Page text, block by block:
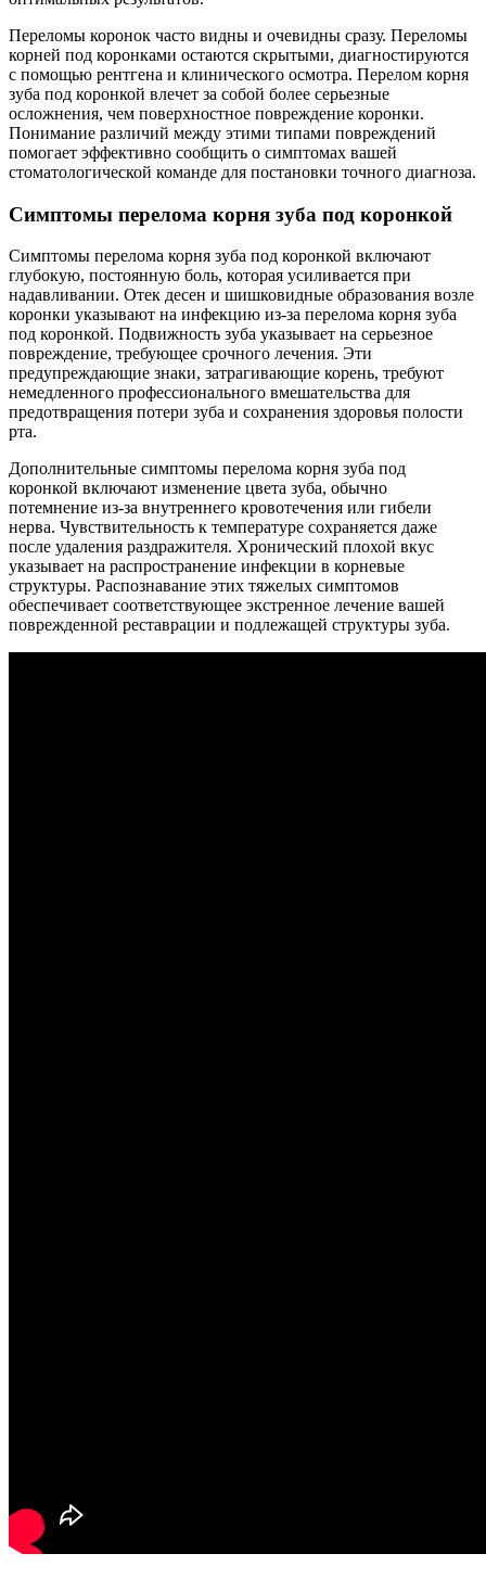
Переломы коронок часто видны и очевидны сразу. Переломы
корней под коронками остаются скрытыми, диагностируются
с помощью рентгена и клинического осмотра. Перелом корня
зуба под коронкой влечет за собой более серьезные
осложнения, чем поверхностное повреждение коронки.
Понимание различий между этими типами повреждений
помогает эффективно сообщить о симптомах вашей
стоматологической команде для постановки точного диагноза.
Симптомы перелома корня зуба под коронкой
Симптомы перелома корня зуба под коронкой включают
глубокую, постоянную боль, которая усиливается при
надавливании. Отек десен и шишковидные образования возле
коронки указывают на инфекцию из-за перелома корня зуба
под коронкой. Подвижность зуба указывает на серьезное
повреждение, требующее срочного лечения. Эти
предупреждающие знаки, затрагивающие корень, требуют
немедленного профессионального вмешательства для
предотвращения потери зуба и сохранения здоровья полости
рта.
Дополнительные симптомы перелома корня зуба под
коронкой включают изменение цвета зуба, обычно
потемнение из-за внутреннего кровотечения или гибели
нерва. Чувствительность к температуре сохраняется даже
после удаления раздражителя. Хронический плохой вкус
указывает на распространение инфекции в корневые
структуры. Распознавание этих тяжелых симптомов
обеспечивает соответствующее экстренное лечение вашей
поврежденной реставрации и подлежащей структуры зуба.